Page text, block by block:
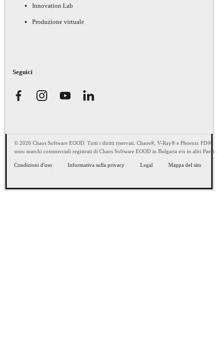
Innovation Lab
Produzione virtuale
Seguici
© 2026 Chaos Software EOOD. Tutti i diritti riservati. Chaos®, V-Ray® e Phoenix FD®
sono marchi commerciali registrati di Chaos Software EOOD in Bulgaria e/o in altri Paesi.
Condizioni d'uso Informativa sulla privacy Legal Mappa del sito